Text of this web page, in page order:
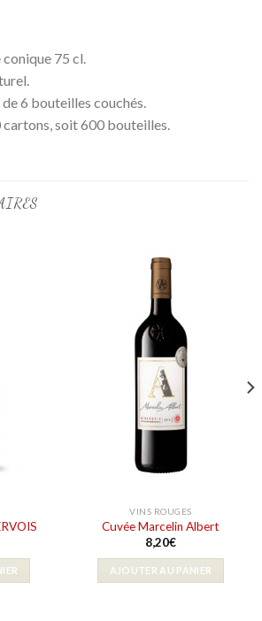
75 cl.
6 bouteilles couchés.
soit 600 bouteilles.
VINS ROUGES
Cuvée Marcelin Albert
8,20€
AJOUTER AU PANIER